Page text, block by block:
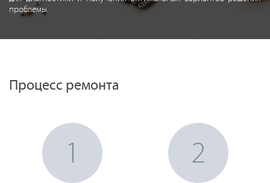
проблемы.
Процесс ремонта
1 2